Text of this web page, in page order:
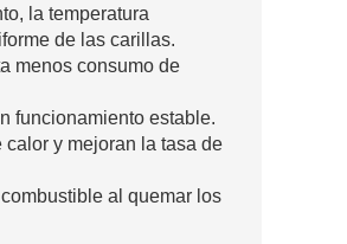
la temperatura
de las carillas.
menos consumo de
funcionamiento estable.
y mejoran la tasa de
al quemar los